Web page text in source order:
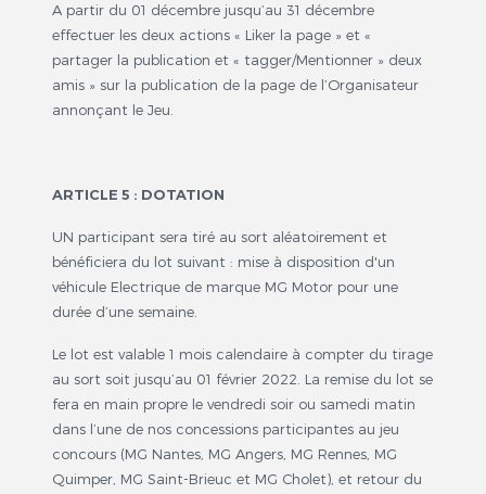
A partir du 01 décembre jusqu’au 31 décembre
effectuer les deux actions « Liker la page » et «
partager la publication et « tagger/Mentionner » deux
amis » sur la publication de la page de l’Organisateur
annonçant le Jeu.
ARTICLE 5 : DOTATION
UN participant sera tiré au sort aléatoirement et
bénéficiera du lot suivant : mise à disposition d'un
véhicule Electrique de marque MG Motor pour une
durée d’une semaine.
Le lot est valable 1 mois calendaire à compter du tirage
au sort soit jusqu’au 01 février 2022. La remise du lot se
fera en main propre le vendredi soir ou samedi matin
dans l’une de nos concessions participantes au jeu
concours (MG Nantes, MG Angers, MG Rennes, MG
Quimper, MG Saint-Brieuc et MG Cholet), et retour du